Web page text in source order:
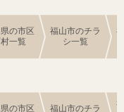
の市区
一覧
福山市のチラ
シ一覧
の市区 福山市のチラ